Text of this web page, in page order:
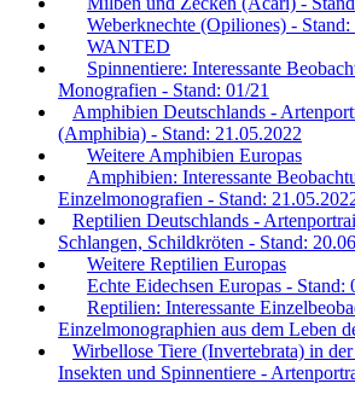
Weberknechte (Opiliones) - Stand:
WANTED
Spinnentiere: Interessante
Monografien - Stand: 01/21
Amphibien Deutschlands -
(Amphibia) - Stand: 21.05.2022
Weitere Amphibien Europas
Amphibien: Interessante
Einzelmonografien - Stand:
Reptilien Deutschlands -
Schlangen, Schildkröten - Stand:
Weitere Reptilien Europas
Echte Eidechsen Europas - Stand:
Reptilien: Interessante
Einzelmonographien aus dem Leben
Wirbellose Tiere (Invertebrata) in
Insekten und Spinnentiere -